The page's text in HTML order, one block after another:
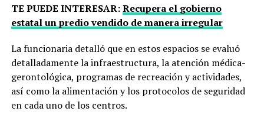
TE PUEDE INTERESAR:Recupera el gobierno
estatal un predio vendido de manera irregular
La funcionaria detalló que en estos espacios se evaluó
detalladamente la infraestructura, la atención médica-
gerontológica, programas de recreación y actividades,
así como la alimentación y los protocolos de seguridad
en cada uno de los centros.